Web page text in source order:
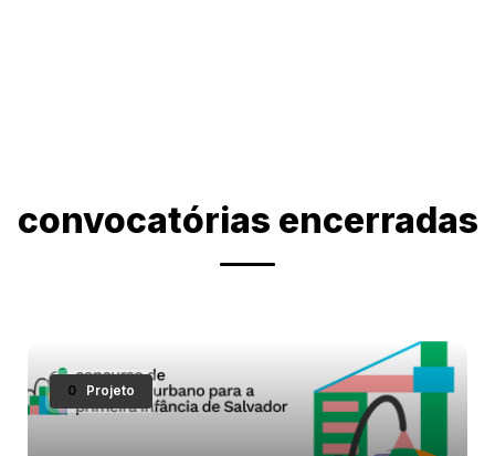
convocatórias encerradas
0 Projeto